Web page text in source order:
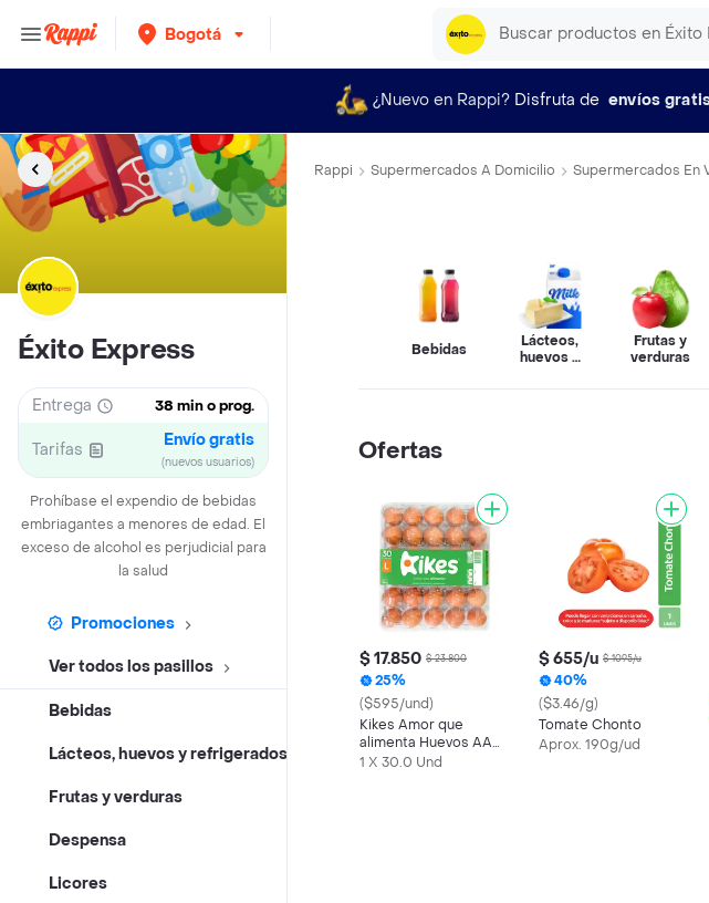
Bogotá
¿Nuevo en Rappi? Disfruta de envíos
Éxito Express
Entrega 38 min o prog.
Tarifas Envío gratis
(nuevos usuarios)
Prohíbase el expendio de bebidas
embriagantes a menores de edad. El
exceso de alcohol es perjudicial para
la salud
Promociones
Ver todos los pasillos
Bebidas
Lácteos, huevos y refrigerados
Frutas y verduras
Despensa
Licores
Rappi Supermercados A Domicilio Supermercados En
Bebidas
Lácteos,
huevos y
Frutas y
verduras
Ofertas
$ 17.850 $ 23.800
25%
($595/und)
Kikes Amor que
alimenta Huevos AA
Rojos L
1 X 30.0 Und
$ 655/u $ 1095/u
40%
($3.46/g)
Tomate Chonto
Aprox. 190g/ud